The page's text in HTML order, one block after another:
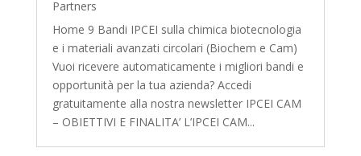
Partners
Home 9 Bandi IPCEI sulla chimica biotecnologia
e i materiali avanzati circolari (Biochem e Cam)
Vuoi ricevere automaticamente i migliori bandi e
opportunità per la tua azienda? Accedi
gratuitamente alla nostra newsletter IPCEI CAM
– OBIETTIVI E FINALITA’ L’IPCEI CAM...